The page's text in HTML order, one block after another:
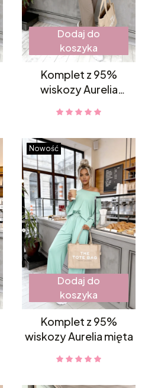
Dodaj do
koszyka
Komplet z 95%
wiskozy Aurelia
Nowość
Dodaj do
koszyka
Komplet z 95%
wiskozy Aurelia mięta